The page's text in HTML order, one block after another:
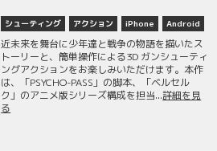
シューティング アクション iPhone Android
近未来を舞台に少年達と戦争の物語を描いたス
トーリーと、簡単操作による3D ガンシューティ
ングアクションをお楽しみいただけます。本作
は、「PSYCHO-PASS」の脚本、「ベルセル
ク」のアニメ版シリーズ構成を担当...詳細を見
る